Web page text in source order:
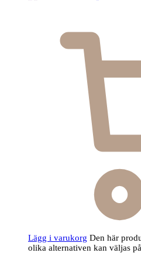
Lägg i varukorg Den här
olika alternativen kan väljas